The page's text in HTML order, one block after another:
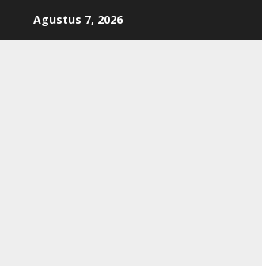
Agustus 7, 2026